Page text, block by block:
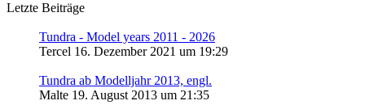
Letzte Beiträge
Tundra - Model years 2011 - 2026
Tercel 16. Dezember 2021 um 19:29
Tundra ab Modelljahr 2013, engl.
Malte 19. August 2013 um 21:35